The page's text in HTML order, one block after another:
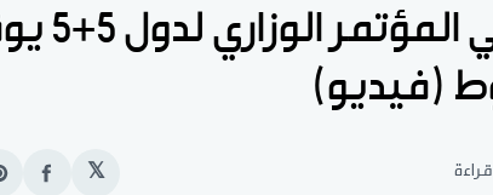
المشاركون
(فيديو)
𝕏
انشر